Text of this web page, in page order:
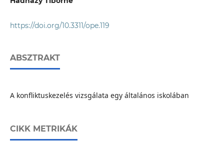
https://doi.org/10.3311/ope.119
ABSZTRAKT
A konfliktuskezelés vizsgálata egy általános iskolában
CIKK METRIKÁK